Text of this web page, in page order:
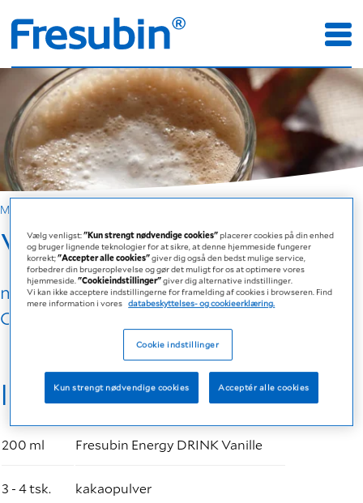
Madlavning med Fresubin
Varm chokolade
med Fresubin 2 KCAL FIBRE Drink
Chokolade
Ingredienser
200 ml Fresubin Energy DRINK Vanille
3 - 4 tsk. kakaopulver
Vælg venligst:"Kun strengt nødvendige cookies"placerer cookies på din enhed
og bruger lignende teknologier for at sikre, at denne hjemmeside fungerer
korrekt;"Accepter alle cookies"giver dig også den bedst mulige service,
forbedrer din brugeroplevelse og gør det muligt for os at optimere vores
hjemmeside."Cookieindstillinger"giver dig alternative indstillinger.
Vi kan ikke acceptere indstillingerne for framelding af cookies i browseren. Find
mere information i vores databeskyttelses- og cookieerklæring.
Cookie indstillinger
Kun strengt nødvendige cookies Acceptér alle cookies